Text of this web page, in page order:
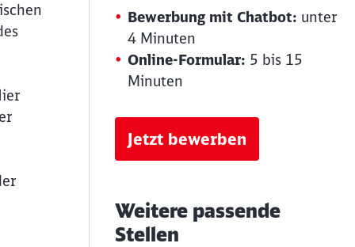
Bewerbung mit Chatbot: unter
4 Minuten
Online-Formular: 5 bis 15
Minuten
Jetzt bewerben
Weitere passende
Stellen